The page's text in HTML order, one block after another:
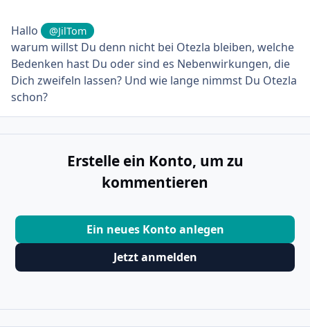
Hallo @JilTom
warum willst Du denn nicht bei Otezla bleiben, welche
Bedenken hast Du oder sind es Nebenwirkungen, die
Dich zweifeln lassen? Und wie lange nimmst Du Otezla
schon?
Erstelle ein Konto, um zu
kommentieren
Ein neues Konto anlegen
Jetzt anmelden